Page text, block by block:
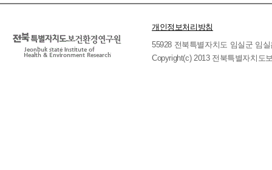
06일 05시
2026년 08월
06일 04시
개인정보처리방침
55928 전북특별자치도 임실군 임
Copyright(c) 2013 전북특별자치도